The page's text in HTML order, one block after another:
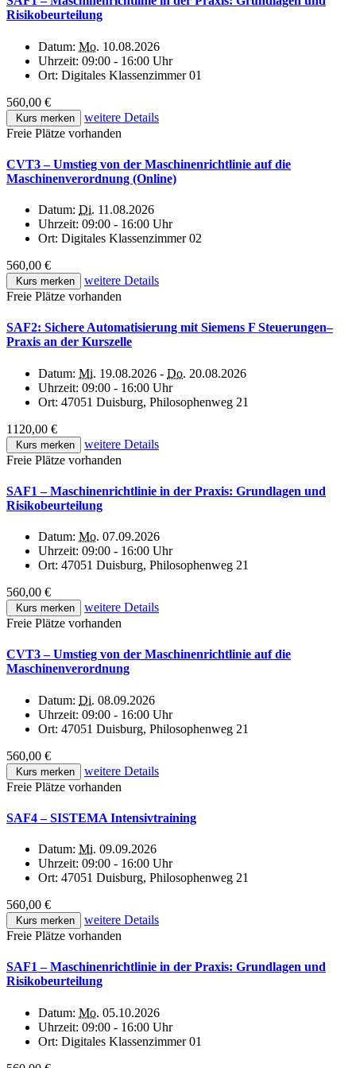
Risikobeurteilung
Datum: Mo. 10.08.2026
Uhrzeit: 09:00 - 16:00 Uhr
Ort: Digitales Klassenzimmer 01
560,00 €
Kurs merken
weitere Details
Freie Plätze vorhanden
CVT3 – Umstieg von der Maschinenrichtlinie auf die
Maschinenverordnung (Online)
Datum: Di. 11.08.2026
Uhrzeit: 09:00 - 16:00 Uhr
Ort: Digitales Klassenzimmer 02
560,00 €
Kurs merken
weitere Details
Freie Plätze vorhanden
SAF2: Sichere Automatisierung mit Siemens F Steuerungen–
Praxis an der Kurszelle
Datum: Mi. 19.08.2026 - Do. 20.08.2026
Uhrzeit: 09:00 - 16:00 Uhr
Ort: 47051 Duisburg, Philosophenweg 21
1120,00 €
Kurs merken
weitere Details
Freie Plätze vorhanden
SAF1 – Maschinenrichtlinie in der Praxis: Grundlagen und
Risikobeurteilung
Datum: Mo. 07.09.2026
Uhrzeit: 09:00 - 16:00 Uhr
Ort: 47051 Duisburg, Philosophenweg 21
560,00 €
Kurs merken
weitere Details
Freie Plätze vorhanden
CVT3 – Umstieg von der Maschinenrichtlinie auf die
Maschinenverordnung
Datum: Di. 08.09.2026
Uhrzeit: 09:00 - 16:00 Uhr
Ort: 47051 Duisburg, Philosophenweg 21
560,00 €
Kurs merken
weitere Details
Freie Plätze vorhanden
SAF4 – SISTEMA Intensivtraining
Datum: Mi. 09.09.2026
Uhrzeit: 09:00 - 16:00 Uhr
Ort: 47051 Duisburg, Philosophenweg 21
560,00 €
Kurs merken
weitere Details
Freie Plätze vorhanden
SAF1 – Maschinenrichtlinie in der Praxis: Grundlagen und
Risikobeurteilung
Datum: Mo. 05.10.2026
Uhrzeit: 09:00 - 16:00 Uhr
Ort: Digitales Klassenzimmer 01